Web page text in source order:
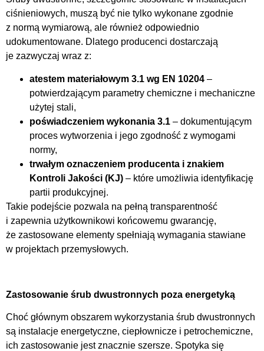
ciśnieniowych, muszą być nie tylko wykonane zgodnie
z normą wymiarową, ale również odpowiednio
udokumentowane. Dlatego producenci dostarczają
je zazwyczaj wraz z:
atestem materiałowym 3.1 wg EN 10204 –
potwierdzającym parametry chemiczne i mechaniczne
użytej stali,
poświadczeniem wykonania 3.1 – dokumentującym
proces wytworzenia i jego zgodność z wymogami
normy,
trwałym oznaczeniem producenta i znakiem
Kontroli Jakości (KJ) – które umożliwia identyfikację
partii produkcyjnej.
Takie podejście pozwala na pełną transparentność
i zapewnia użytkownikowi końcowemu gwarancję,
że zastosowane elementy spełniają wymagania stawiane
w projektach przemysłowych.
Zastosowanie śrub dwustronnych poza energetyką
Choć głównym obszarem wykorzystania śrub dwustronnych
są instalacje energetyczne, ciepłownicze i petrochemiczne,
ich zastosowanie jest znacznie szersze. Spotyka się